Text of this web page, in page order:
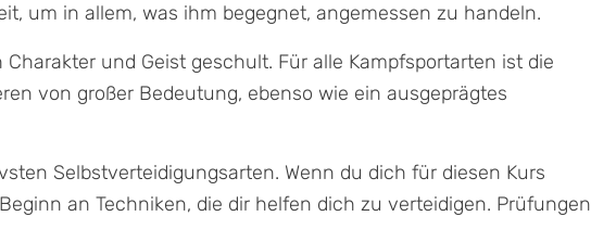
um in allem, was ihm begegnet, angemessen zu handeln.
und Geist geschult. Für alle Kampfsportarten ist die
von großer Bedeutung, ebenso wie ein ausgeprägtes
Selbstverteidigungsarten. Wenn du dich für diesen Kurs
an Techniken, die dir helfen dich zu verteidigen. Prüfungen